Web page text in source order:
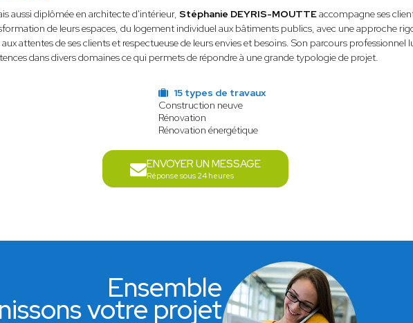
aussi diplômée en architecte d'intérieur,Stéphanie DEYRIS-MOUTTEaccompagne ses
de leurs espaces, du logement individuel aux bâtiments publics, avec une approche
attentes de ses clients et respectueuse de leurs envies et besoins. Son parcours professionnel
dans divers domaines ce qui permets de répondre à une grande typologie de projet.
15 types de travaux
Construction neuve
Rénovation
Rénovation énergétique
ENVOYER UN MESSAGE
Réponse sous 24 heures
Ensemble
votre projet